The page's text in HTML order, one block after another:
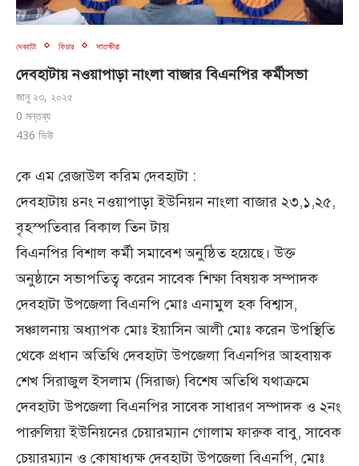
দেবহাটা ফিচার সাতক্ষীরা
দেবহাটায় নওয়াপাড়া নাংলা বাজার বিএনপির কর্মীসভা
জানু ২৩, ২০২৫
0 মন্তব্য
436 ভিউ
কে এম রেজাউল করিম দেবহাটা :
দেবহাটায় ৪নং নওয়াপাড়া ইউনিয়ন নাংলা বাজার ২৩,১,২৫,
বৃহস্পতিবার বিকাল তিন টায়
বিএনপির বিশাল কর্মী সমাবেশ অনুষ্ঠিত হয়েছে। উক্ত
অনুষ্ঠানে সভাপতিত্ব করেন সাবেক শিক্ষা বিষয়ক সম্পাদক
দেবহাটা উপজেলা বিএনপি মোঃ এনামুল হক বিশ্বাস,
সঞ্চালনায় অধ্যাপক মোঃ ইয়াসিন আলী মোঃ করেন উপস্থিতি
থেকে প্রধান অতিথি দেবহাটা উপজেলা বিএনপির আহবায়ক
শেখ সিরাজুল ইসলাম (সিরাজ) বিশেষ অতিথি যথাক্রমে
দেবহাটা উপজেলা বিএনপির সাবেক সাধারণ সম্পাদক ও ২নং
পারুলিয়া ইউনিয়নের চেয়ারম্যান গোলাম ফারুক বাবু, সাবেক
চেয়ারম্যান ও কোষাধ্যক্ষ দেবহাটা উপজেলা বিএনপি, মোঃ